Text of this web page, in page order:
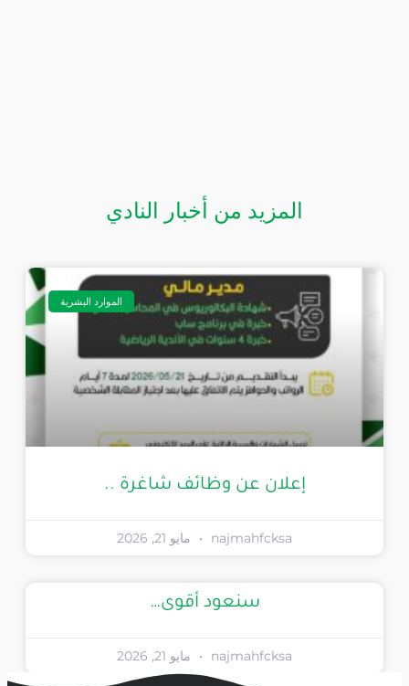
المزيد من أخبار النادي
الموارد البشرية
إعلان عن وظائف شاغرة ..
najmahfcksa مايو 21, 2026
سنعود أقوى…
najmahfcksa مايو 21, 2026